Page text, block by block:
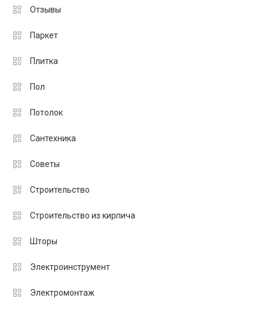
Отзывы
Паркет
Плитка
Пол
Потолок
Сантехника
Советы
Строительство
Строительство из кирпича
Шторы
Электроинструмент
Электромонтаж